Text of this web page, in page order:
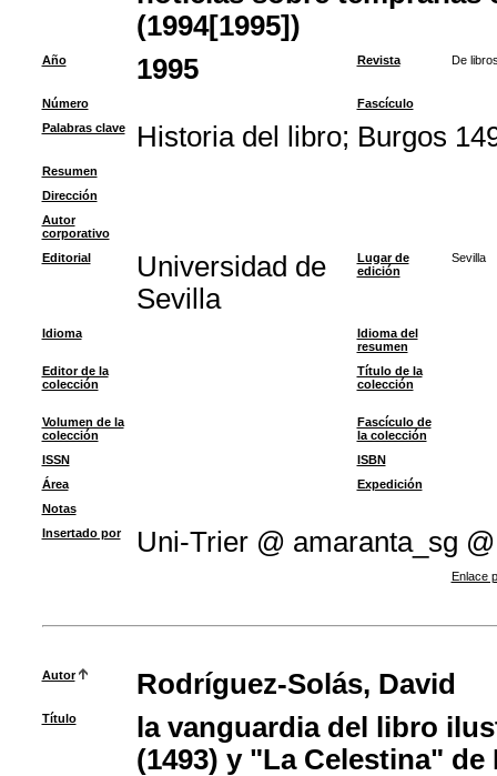
(1994[1995])
Año 1995 Revista De
Número
Fascículo
Palabras clave
Historia del libro; Burgos
Resumen
Dirección
Autor
corporativo
Editorial
Universidad de
Sevilla
Lugar de
edición
Sevilla
Idioma
Idioma del
resumen
Editor de la
colección
Título de la
colección
Volumen de la
colección
Fascículo de
la colección
ISSN
ISBN
Área
Expedición
Notas
Insertado por
Uni-Trier @ amaranta_sg @
Enlace
Autor Rodríguez-Solás, David
Título
la vanguardia del libro
(1493) y "La Celestina" de